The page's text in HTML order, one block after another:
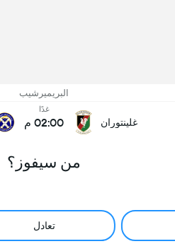
البريميرشيب
غلينتوران
غدًا
02:00 م
من سيفوز؟
تعادل